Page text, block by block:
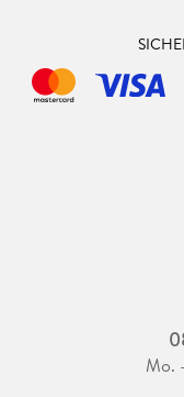
Mo.